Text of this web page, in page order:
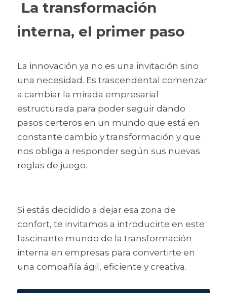
interna, el primer paso
L a innovación ya no es una invitación sino
una necesidad. Es trascendental comenzar
a cambiar la mirada empresarial
estructurada para poder seguir dando
pasos certeros en un mundo que está en
constante cambio y transformación y que
nos obliga a responder según sus nuevas
reglas de juego.
Si estás decidido a dejar esa zona de
confort, te invitamos a introducirte en este
fascinante mundo de la transformación
interna en empresas para convertirte en
una compañía ágil, eficiente y creativa.